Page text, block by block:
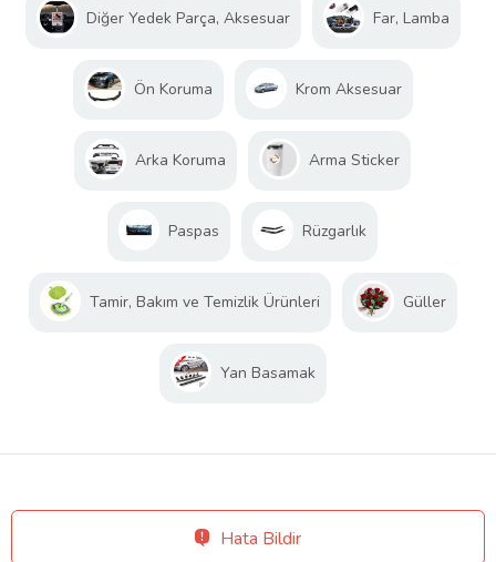
Diğer Yedek Parça, Aksesuar Far, Lamba
Ön Koruma Krom Aksesuar
Arka Koruma Arma Sticker
Paspas Rüzgarlık
Tamir, Bakım ve Temizlik Ürünleri Güller
Yan Basamak
Hata Bildir